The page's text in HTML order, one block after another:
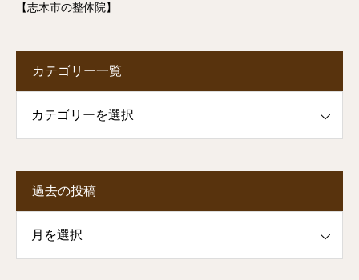
【志木市の整体院】
カテゴリー一覧
過去の投稿